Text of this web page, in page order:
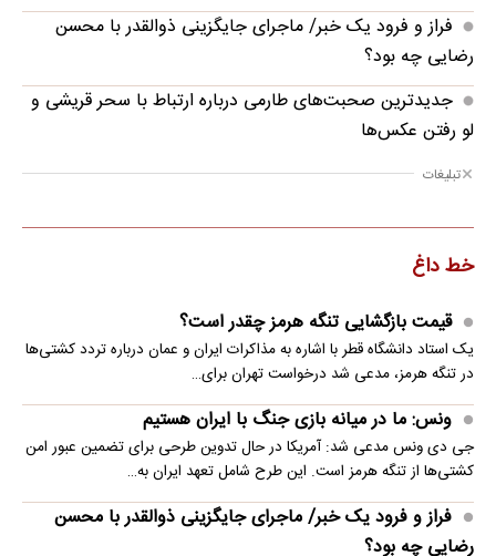
فراز و فرود یک خبر/ ماجرای جایگزینی ذوالقدر با محسن
رضایی چه بود؟
جدیدترین صحبت‌های طارمی درباره ارتباط با سحر قریشی و
لو رفتن عکس‌ها
تبلیغات
خط داغ
قیمت بازگشایی تنگه هرمز چقدر است؟
یک استاد دانشگاه قطر با اشاره به مذاکرات ایران و عمان درباره تردد کشتی‌ها
در تنگه هرمز، مدعی شد درخواست تهران برای…
ونس: ما در میانه بازی جنگ با ایران هستیم
جی دی ونس مدعی شد: آمریکا در حال تدوین طرحی برای تضمین عبور امن
کشتی‌ها از تنگه هرمز است. این طرح شامل تعهد ایران به…
فراز و فرود یک خبر/ ماجرای جایگزینی ذوالقدر با محسن
رضایی چه بود؟